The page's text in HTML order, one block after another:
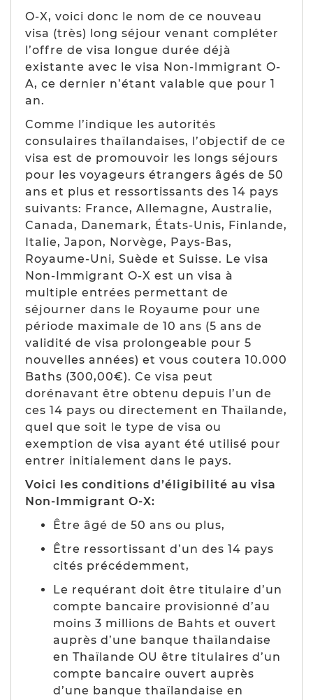
O-X, voici donc le nom de ce nouveau
visa (très) long séjour venant compléter
l’offre de visa longue durée déjà
existante avec le visa Non-Immigrant O-
A, ce dernier n’étant valable que pour 1
an.
Comme l’indique les autorités
consulaires thaïlandaises, l’objectif de ce
visa est de promouvoir les longs séjours
pour les voyageurs étrangers âgés de 50
ans et plus et ressortissants des 14 pays
suivants: France, Allemagne, Australie,
Canada, Danemark, États-Unis, Finlande,
Italie, Japon, Norvège, Pays-Bas,
Royaume-Uni, Suède et Suisse. Le visa
Non-Immigrant O-X est un visa à
multiple entrées permettant de
séjourner dans le Royaume pour une
période maximale de 10 ans (5 ans de
validité de visa prolongeable pour 5
nouvelles années) et vous coutera 10.000
Baths (300,00€). Ce visa peut
dorénavant être obtenu depuis l’un de
ces 14 pays ou directement en Thaïlande,
quel que soit le type de visa ou
exemption de visa ayant été utilisé pour
entrer initialement dans le pays.
Voici les conditions d’éligibilité au visa
Non-Immigrant O-X:
Être âgé de 50 ans ou plus,
Être ressortissant d’un des 14 pays
cités précédemment,
Le requérant doit être titulaire d’un
compte bancaire provisionné d’au
moins 3 millions de Bahts et ouvert
auprès d’une banque thaïlandaise
en Thaïlande OU être titulaires d’un
compte bancaire ouvert auprès
d’une banque thaïlandaise en